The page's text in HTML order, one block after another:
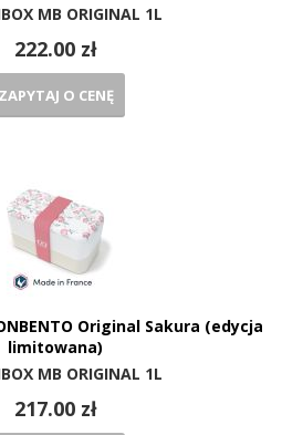
MB ORIGINAL 1L
222.00 zł
ZAPYTAJ O CENĘ
Original Sakura (edycja
limitowana)
MB ORIGINAL 1L
217.00 zł